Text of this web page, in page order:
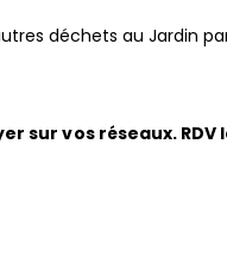
déchets au Jardin
vos réseaux. RDV